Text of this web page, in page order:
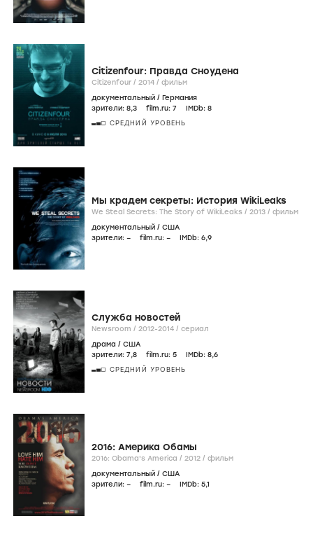
Citizenfour: Правда Сноудена
Citizenfour / 2014 / фильм
документальный / Германия
зрители: 8,3 film.ru: 7 IMDb: 8
СРЕДНИЙ УРОВЕНЬ
Мы крадем секреты: История WikiLeaks
We Steal Secrets: The Story of WikiLeaks / 2013 / фильм
документальный / США
зрители: – film.ru: – IMDb: 6,9
Служба новостей
Newsroom / 2012-2014 / сериал
драма / США
зрители: 7,8 film.ru: 5 IMDb: 8,6
СРЕДНИЙ УРОВЕНЬ
2016: Америка Обамы
2016: Obama's America / 2012 / фильм
документальный / США
зрители: – film.ru: – IMDb: 5,1